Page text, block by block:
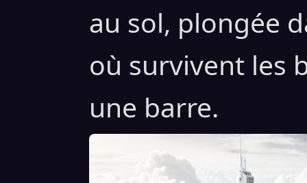
au sol, plongée
où survivent les
une barre.